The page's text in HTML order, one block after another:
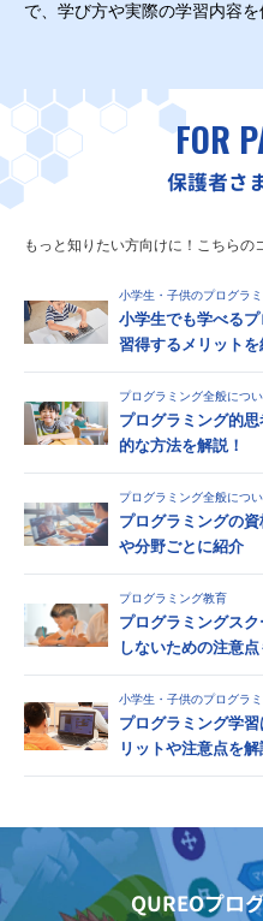
で、学び方や実際の学習内容
FOR
保護者さ
もっと知りたい方向けに！こちらの
小学生・子供のプログラ
小学生でも学べる
習得するメリットを
プログラミング全般につ
プログラミング的
的な方法を解説！
プログラミング全般につ
プログラミングの
や分野ごとに紹介
プログラミング教育
プログラミングス
しないための注意
小学生・子供のプログラ
プログラミング学
リットや注意点を解
QUREOプロ